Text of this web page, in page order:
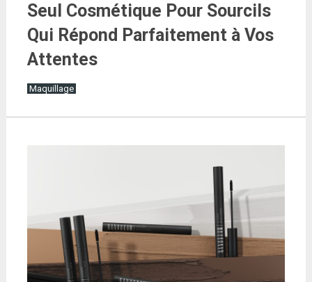
Seul Cosmétique Pour Sourcils
Qui Répond Parfaitement à Vos
Attentes
Maquillage